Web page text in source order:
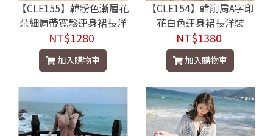
【CLE155】韓粉色漸層花
朵細肩帶寬鬆連身裙長洋
裝
NT$1280
加入購物車
【CLE154】韓削肩A字印
花白色連身裙長洋裝
NT$1380
加入購物車